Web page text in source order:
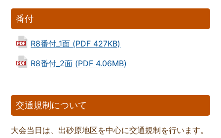
番付
R8番付_1面 (PDF 427KB)
R8番付_2面 (PDF 4.06MB)
交通規制について
大会当日は、出砂原地区を中心に交通規制を行います。